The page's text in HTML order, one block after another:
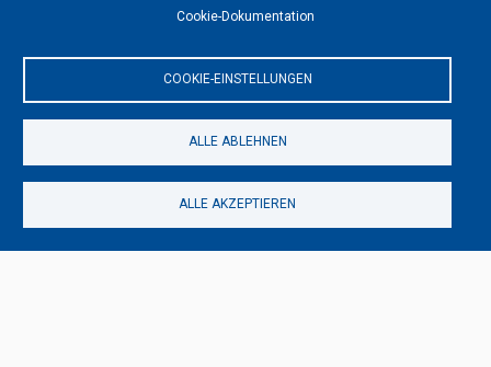
Cookie-Dokumentation
COOKIE-EINSTELLUNGEN
ALLE ABLEHNEN
ALLE AKZEPTIEREN